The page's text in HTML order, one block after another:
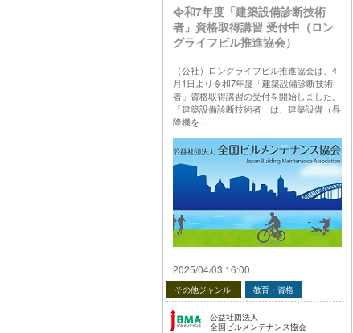
令和7年度「建築設備診断技術
者」資格取得講習 受付中（ロン
グライフビル推進協会）
（公社）ロングライフビル推進協会は、4
月1日より令和7年度「建築設備診断技術
者」資格取得講習の受付を開始しました。
「建築設備診断技術者」は、建築設備（昇
降機を….
格取得講習 受付中（ロングライフビル推
進協会） は 公益社団法人 全国ビルメンテ
ナンス協会 に最初に表示されました。
2025/04/03 16:00
その他ジャンル 教育・資格
公益社団法人
全国ビルメンテナンス協会